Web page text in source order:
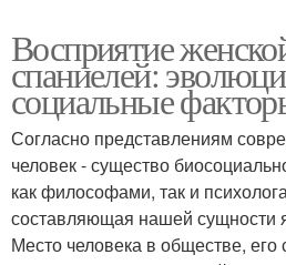
Восприятие
спаниелей:
социальные
Согласно представлениям
человек - существо
как философами, так и
составляющая нашей сущности
Место человека в обществе, его